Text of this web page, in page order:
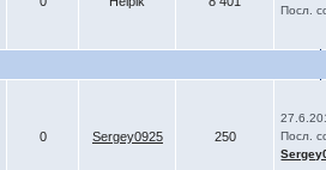
Посл.
0 Sergey0925 250
Посл.